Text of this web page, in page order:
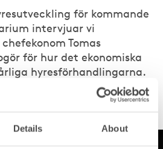
Details About
för kommande
intervjuar vi
Tomas
för hur det ekonomiska
hyresförhandlingarna.